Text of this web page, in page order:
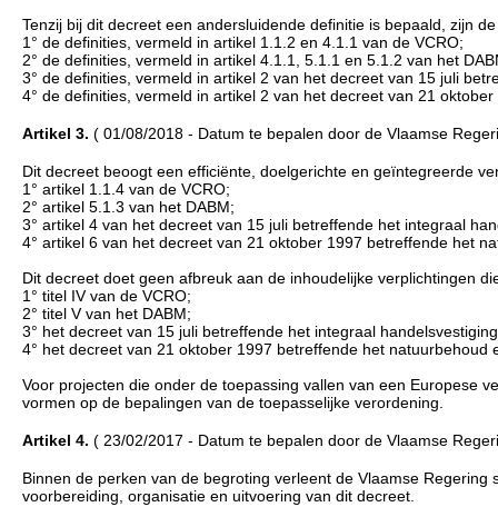
Tenzij bij dit decreet een andersluidende definitie is bepaald, zijn
1° de definities, vermeld in artikel 1.1.2 en 4.1.1 van de VCRO;
2° de definities, vermeld in artikel 4.1.1, 5.1.1 en 5.1.2 van het
3° de definities, vermeld in artikel 2 van het decreet van 15 juli
4° de definities, vermeld in artikel 2 van het decreet van 21
Artikel 3. ( 01/08/2018 - Datum te bepalen door de Vlaamse
Dit decreet beoogt een efficiënte, doelgerichte en geïntegreerde
1° artikel 1.1.4 van de VCRO;
2° artikel 5.1.3 van het DABM;
3° artikel 4 van het decreet van 15 juli betreffende het integraal
4° artikel 6 van het decreet van 21 oktober 1997 betreffende het
Dit decreet doet geen afbreuk aan de inhoudelijke verplichtingen
1° titel IV van de VCRO;
2° titel V van het DABM;
3° het decreet van 15 juli betreffende het integraal
4° het decreet van 21 oktober 1997 betreffende het natuurbehoud
Voor projecten die onder de toepassing vallen van een Europese
vormen op de bepalingen van de toepasselijke verordening.
Artikel 4. ( 23/02/2017 - Datum te bepalen door de Vlaamse
Binnen de perken van de begroting verleent de Vlaamse
voorbereiding, organisatie en uitvoering van dit decreet.